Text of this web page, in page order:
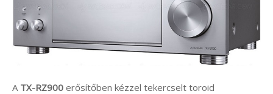
A TX-RZ900 erősítőben kézzel tekercselt toroid